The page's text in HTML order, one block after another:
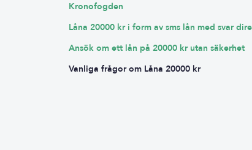
Kronofogden
Låna 20000 kr i form av sms lån med svar
Ansök om ett lån på 20000 kr utan säkerhet
Vanliga frågor om Låna 20000 kr